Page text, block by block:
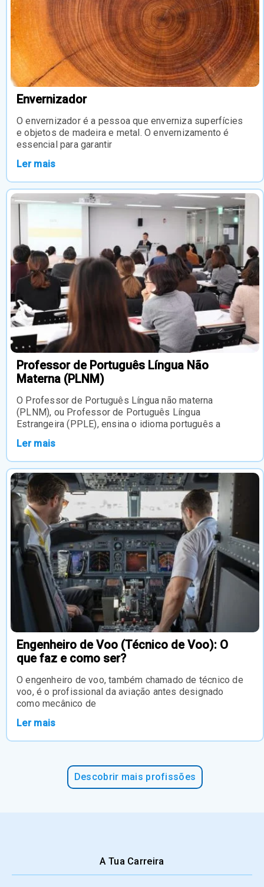
Envernizador
O envernizador é a pessoa que enverniza superfícies
e objetos de madeira e metal. O envernizamento é
essencial para garantir
Ler mais
Professor de Português Língua Não
Materna (PLNM)
O Professor de Português Língua não materna
(PLNM), ou Professor de Português Língua
Estrangeira (PPLE), ensina o idioma português a
Ler mais
Engenheiro de Voo (Técnico de Voo): O
que faz e como ser?
O engenheiro de voo, também chamado de técnico de
voo, é o profissional da aviação antes designado
como mecânico de
Ler mais
Descobrir mais profissões
A Tua Carreira